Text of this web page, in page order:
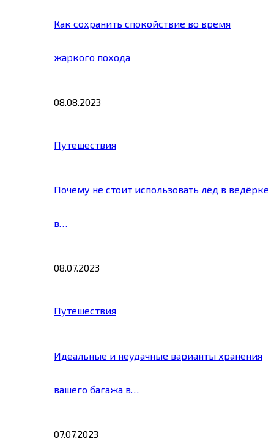
Как сохранить спокойствие во время
жаркого похода
08.08.2023
Путешествия
Почему не стоит использовать лёд в ведёрке
в…
08.07.2023
Путешествия
Идеальные и неудачные варианты хранения
вашего багажа в…
07.07.2023